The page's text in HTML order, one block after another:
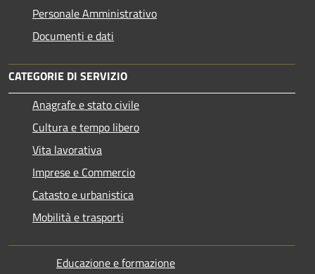
Personale Amministrativo
Documenti e dati
CATEGORIE DI SERVIZIO
Anagrafe e stato civile
Cultura e tempo libero
Vita lavorativa
Imprese e Commercio
Catasto e urbanistica
Mobilità e trasporti
Educazione e formazione